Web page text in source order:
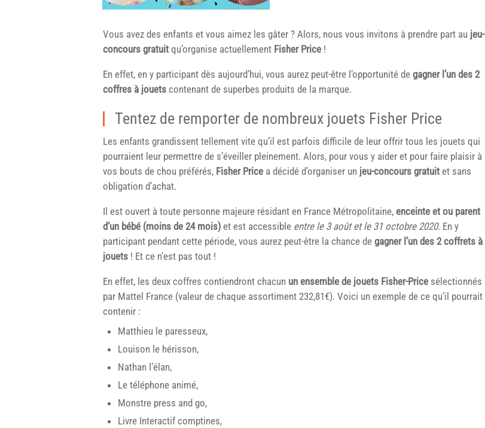
Vous avez des enfants et vous aimez les gâter ? Alors, nous vous invitons à prendre part au jeu-
concours gratuit qu’organise actuellement Fisher Price !
En effet, en y participant dès aujourd’hui, vous aurez peut-être l’opportunité de gagner l’un des 2
coffres à jouets contenant de superbes produits de la marque.
Tentez de remporter de nombreux jouets Fisher Price
Les enfants grandissent tellement vite qu’il est parfois difficile de leur offrir tous les jouets qui
pourraient leur permettre de s’éveiller pleinement. Alors, pour vous y aider et pour faire plaisir à
vos bouts de chou préférés, Fisher Price a décidé d’organiser un jeu-concours gratuit et sans
obligation d’achat.
Il est ouvert à toute personne majeure résidant en France Métropolitaine, enceinte et ou parent
d’un bébé (moins de 24 mois) et est accessible entre le 3 août et le 31 octobre 2020. En y
participant pendant cette période, vous aurez peut-être la chance de gagner l’un des 2 coffrets à
jouets ! Et ce n’est pas tout !
En effet, les deux coffres contiendront chacun un ensemble de jouets Fisher-Price sélectionnés
par Mattel France (valeur de chaque assortiment 232,81€). Voici un exemple de ce qu’il pourrait
contenir :
Matthieu le paresseux,
Louison le hérisson,
Nathan l’élan,
Le téléphone animé,
Monstre press and go,
Livre Interactif comptines,